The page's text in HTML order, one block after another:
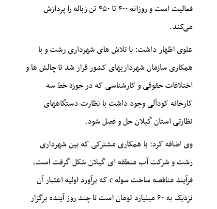
فعالیت است و روزانه ۴۰۰ تا ۴۵۰ تن زباله را پردازش
می‌کند.
علوی اظهار داشت: با تلاش های شهرداری رشت و با
همکاری سازمان شهرداریهای کشور قرار شد تا چالش ها و
اختلافات حقوقی و کارشناسی که در حوزه خط سه
کارخانه کودآلی وجود داشت با نظارت دستگاههای
نظارتی استان گیلان حل و فصل شود.
وی اضافه کرد: با همکاری مشترکی که بین شهرداری
رشت و شرکت آب منطقه ای گیلان شکل گرفت است،
فرآیند مناقصه ساخت سوله c که برآورد اولیه اعتبار آن
نزدیک به ۶۰ میلیارد تومان است تا چند روز آینده برگزار